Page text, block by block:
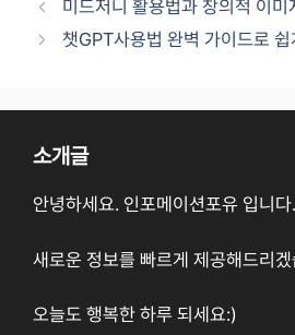
미드저니 활용법과 창의적 이미
챗GPT사용법 완벽 가이드로 쉽
소개글
안녕하세요. 인포메이션포유 입니다.
새로운 정보를 빠르게 제공해드리
오늘도 행복한 하루 되세요:)